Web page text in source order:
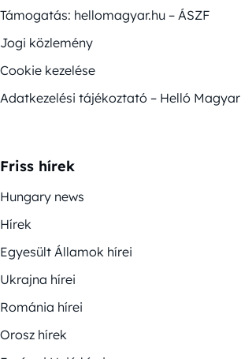
Támogatás: hellomagyar.hu – ÁSZF
Jogi közlemény
Cookie kezelése
Adatkezelési tájékoztató – Helló Magyar
Friss hírek
Hungary news
Hírek
Egyesült Államok hírei
Ukrajna hírei
Románia hírei
Orosz hírek